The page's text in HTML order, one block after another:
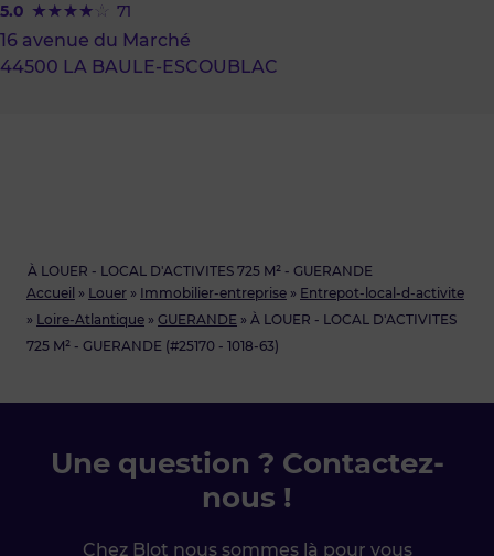
Accueil » Louer » Immobilier-entreprise » Entrepot-local-d-activite
» Loire-Atlantique » GUERANDE » À LOUER - LOCAL D'ACTIVITES
725 M² - GUERANDE (#25170 - 1018-63)
À LOUER - LOCAL D'ACTIVITES 725 M² - GUERANDE
5.0 71
16 avenue du Marché
44500 LA BAULE-ESCOUBLAC
Une question ? Contactez-
nous !
Chez Blot nous sommes là pour vous